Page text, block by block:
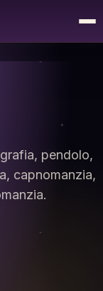
pendolo,
capnomanzia,